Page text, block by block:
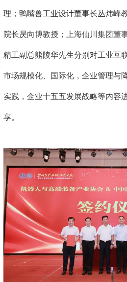
理；鸭嘴兽工业设计董事长丛炜峰
院长昃向博教授；上海仙川集团董
精工副总熊陵华先生分别对工业互
市场规模化、国际化，企业管理与
实践，企业十五五发展战略等内容
享。